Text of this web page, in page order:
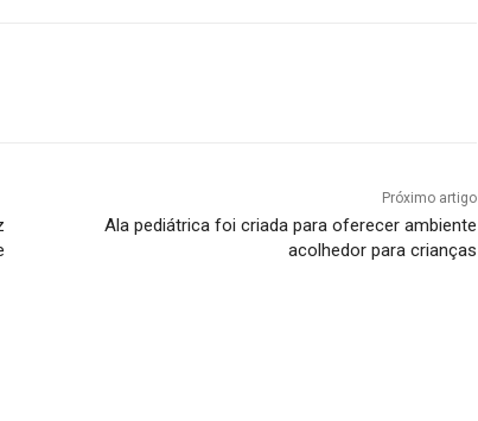
Próximo artigo
Ala pediátrica foi criada para oferecer ambiente
acolhedor para crianças